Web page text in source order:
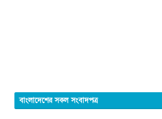
বাংলাদেশের সকল সংবাদপত্র